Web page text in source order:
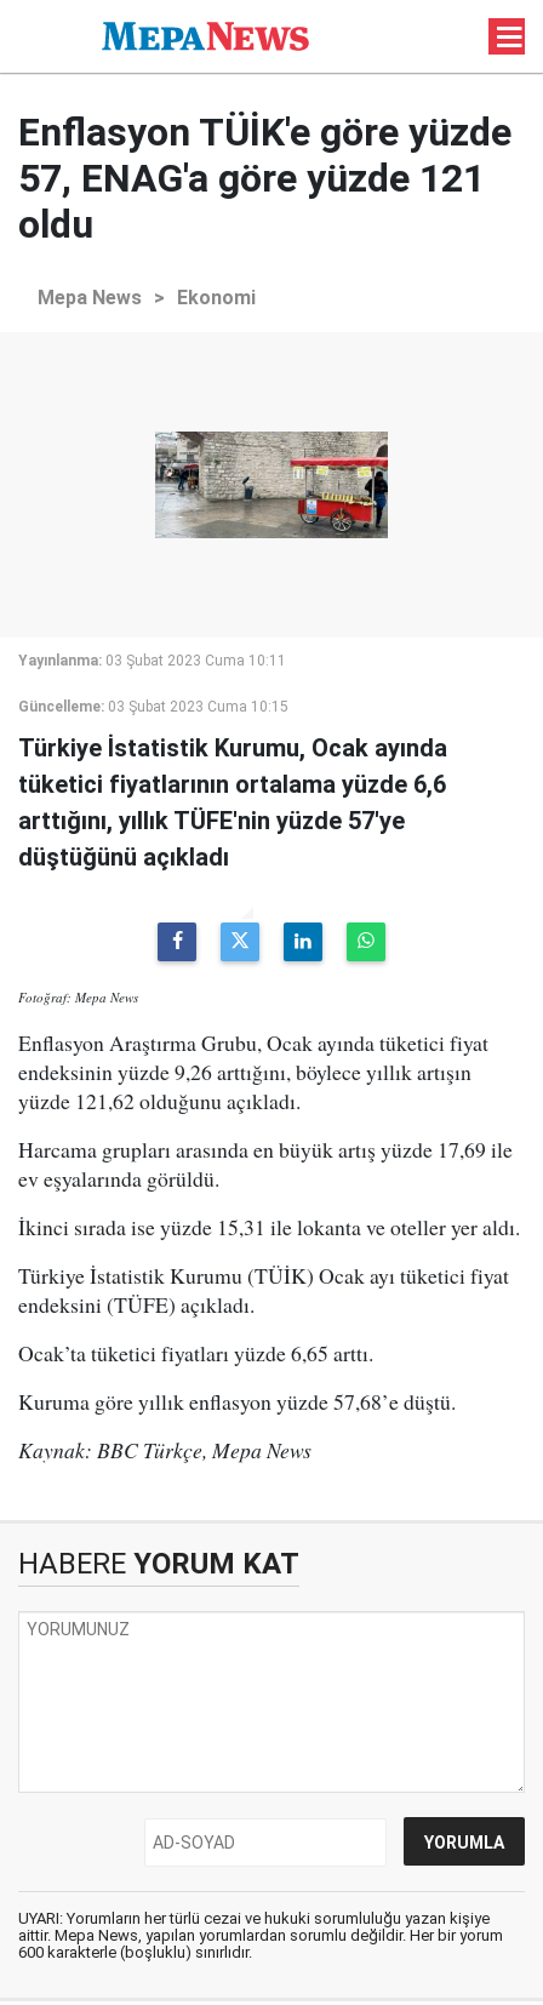
Enflasyon TÜİK'e göre yüzde
57, ENAG'a göre yüzde 121
oldu
Mepa News > Ekonomi
Yayınlanma: 03 Şubat 2023 Cuma 10:11
Güncelleme: 03 Şubat 2023 Cuma 10:15
Türkiye İstatistik Kurumu, Ocak ayında
tüketici fiyatlarının ortalama yüzde 6,6
arttığını, yıllık TÜFE'nin yüzde 57'ye
düştüğünü açıkladı
Fotoğraf: Mepa News
Enflasyon Araştırma Grubu, Ocak ayında tüketici fiyat
endeksinin yüzde 9,26 arttığını, böylece yıllık artışın
yüzde 121,62 olduğunu açıkladı.
Harcama grupları arasında en büyük artış yüzde 17,69 ile
ev eşyalarında görüldü.
İkinci sırada ise yüzde 15,31 ile lokanta ve oteller yer aldı.
Türkiye İstatistik Kurumu (TÜİK) Ocak ayı tüketici fiyat
endeksini (TÜFE) açıkladı.
Ocak’ta tüketici fiyatları yüzde 6,65 arttı.
Kuruma göre yıllık enflasyon yüzde 57,68’e düştü.
Kaynak: BBC Türkçe, Mepa News
HABERE YORUM KAT
UYARI: Yorumların her türlü cezai ve hukuki sorumluluğu yazan kişiye
aittir. Mepa News, yapılan yorumlardan sorumlu değildir. Her bir yorum
600 karakterle (boşluklu) sınırlıdır.